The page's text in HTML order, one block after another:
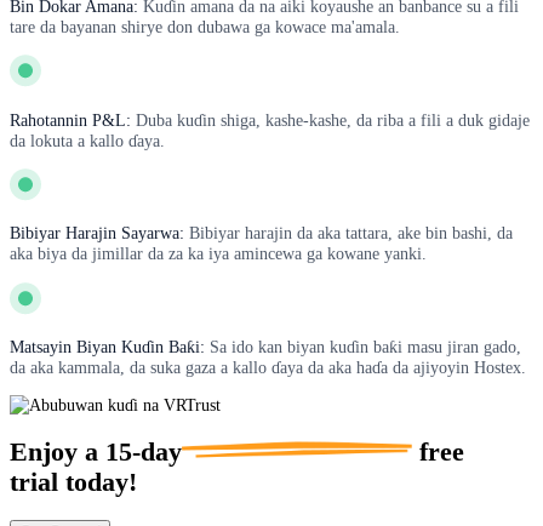
Bin Dokar Amana: Kuɗin amana da na aiki koyaushe an banbance su a fili
tare da bayanan shirye don dubawa ga kowace ma'amala.
Rahotannin P&L: Duba kuɗin shiga, kashe-kashe, da riba a fili a duk gidaje
da lokuta a kallo ɗaya.
Bibiyar Harajin Sayarwa: Bibiyar harajin da aka tattara, ake bin bashi, da
aka biya da jimillar da za ka iya amincewa ga kowane yanki.
Matsayin Biyan Kuɗin Baƙi: Sa ido kan biyan kuɗin baƙi masu jiran gado,
da aka kammala, da suka gaza a kallo ɗaya da aka haɗa da ajiyoyin Hostex.
Enjoy a 15-day
free
trial today!